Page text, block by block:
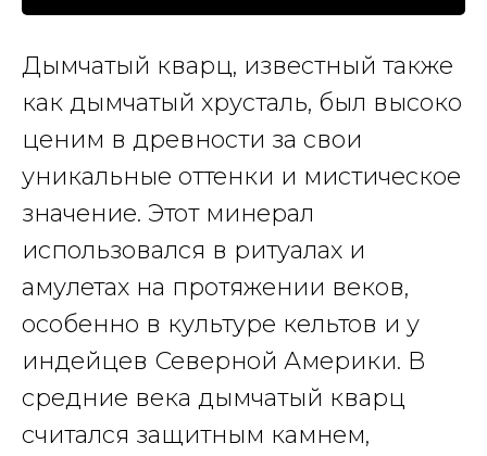
Дымчатый кварц, известный также
как дымчатый хрусталь, был высоко
ценим в древности за свои
уникальные оттенки и мистическое
значение. Этот минерал
использовался в ритуалах и
амулетах на протяжении веков,
особенно в культуре кельтов и у
индейцев Северной Америки. В
средние века дымчатый кварц
считался защитным камнем,